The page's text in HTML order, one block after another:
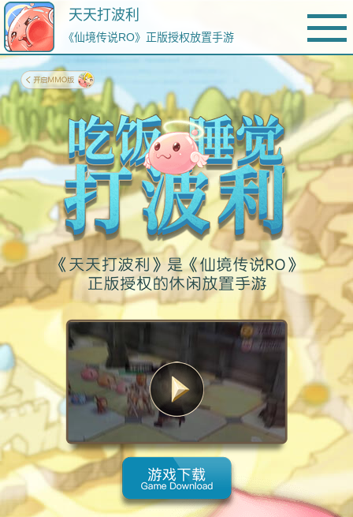
天天打波利
《仙境传说RO》正版授权放置手游